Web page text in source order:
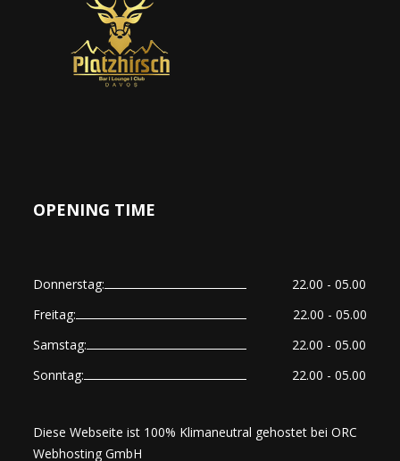
OPENING TIME
Donnerstag:
22.00 - 05.00
Freitag:
22.00 - 05.00
Samstag:
22.00 - 05.00
Sonntag:
22.00 - 05.00
Diese Webseite ist 100% Klimaneutral gehostet beiORC
Webhosting GmbH